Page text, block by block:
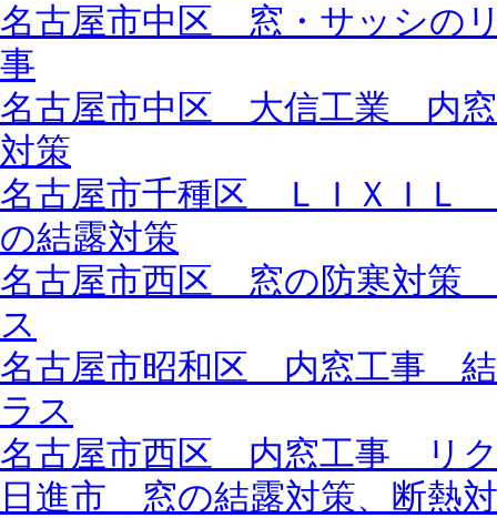
名古屋市中区 窓・サッシの
事
名古屋市中区 大信工業 内
対策
名古屋市千種区 ＬＩＸＩＬ
の結露対策
名古屋市西区 窓の防寒対策
ス
名古屋市昭和区 内窓工事
ラス
名古屋市西区 内窓工事 リ
日進市 窓の結露対策、断熱